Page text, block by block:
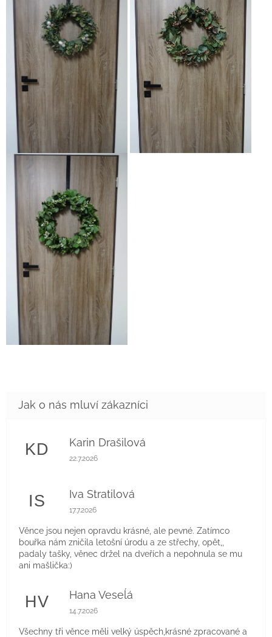
KD Karin Drašilová
Hodnocení obchodu je 5 z 5 hvězdiček.
22.7.2026
IS Iva Stratilová
Hodnocení obchodu je 5 z 5 hvězdiček.
17.7.2026
Věnce jsou nejen opravdu krásné, ale pevné. Zatímco
bouřka nám zničila letošní úrodu a ze střechy, opět,,
padaly tašky, věnec držel na dveřích a nepohnula se mu
ani mašlička:)
HV Hana Veseĺá
Hodnocení obchodu je 5 z 5 hvězdiček.
14.7.2026
Všechny tři věnce měli velký úspěch,krásné zpracované a